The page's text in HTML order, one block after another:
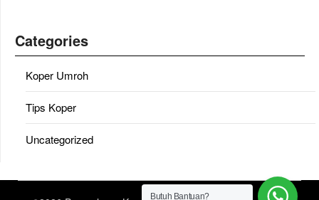
Categories
Koper Umroh
Tips Koper
Uncategorized
Butuh Bantuan?